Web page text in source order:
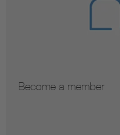
Become a member